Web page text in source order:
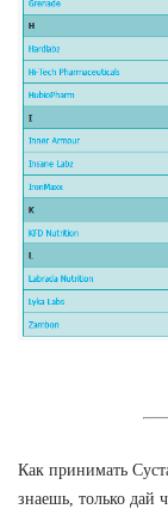
Как принимать
знаешь, только дай